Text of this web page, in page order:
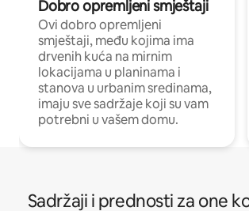
Dobro opremljeni smještaji
Ovi dobro opremljeni
smještaji, među kojima ima
drvenih kuća na mirnim
lokacijama u planinama i
stanova u urbanim sredinama,
imaju sve sadržaje koji su vam
potrebni u vašem domu.
Sadržaji i prednosti za one